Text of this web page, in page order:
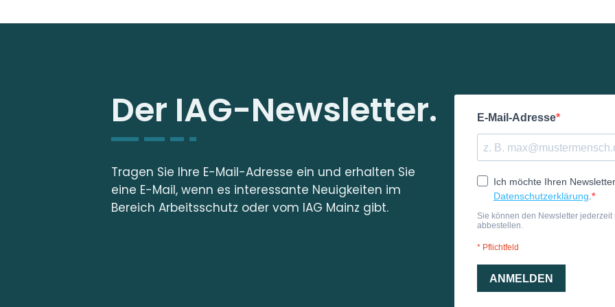
Der IAG-Newsletter.
Tragen Sie Ihre E-Mail-Adresse ein und erhalten Sie
eine E-Mail, wenn es interessante Neuigkeiten im
Bereich Arbeitsschutz oder vom IAG Mainz gibt.